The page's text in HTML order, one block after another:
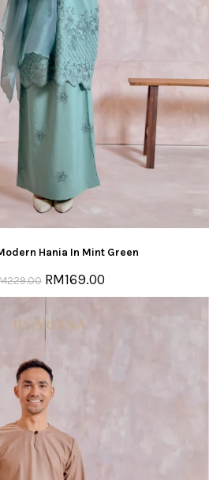
Hania In Mint Green
229.00 RM169.00